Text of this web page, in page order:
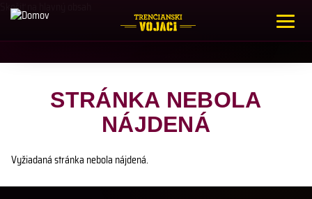
Skočiť na hlavný obsah
Toggle
STRÁNKA NEBOLA
NÁJDENÁ
Vyžiadaná stránka nebola nájdená.